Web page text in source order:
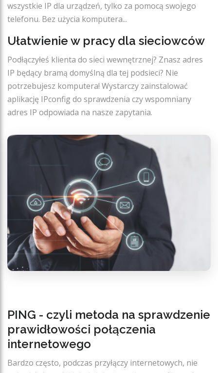
wszystkie IP dla urządzeń, tylko za pomocą swojego
telefonu. Bez użycia komputera...
Ułatwienie w pracy dla sieciowców
Podłączyłeś klienta do sieci wewnętrznej? Znasz adres
IP będący bramą domyślną dla tej podsieci? Nie
potrzebujesz komputera! Wystarczy zainstalować
aplikację IPconfig do sprawdzenia czy wspomniany
adres IP odpowiada na nasze zapytania.
PING - czyli metoda na sprawdzenie
prawidłowości połączenia
internetowego
Bardzo często, podczas przyłączy internetowych, nie